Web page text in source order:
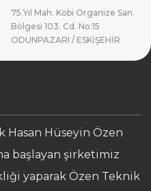
75.Yıl Mah. Kobi Organize San.
Bölgesi 103. Cd. No:15
ODUNPAZARI / ESKİŞEHİR
Hasan Hüseyin Özen
başlayan şirketimiz
yaparak Özen Teknik